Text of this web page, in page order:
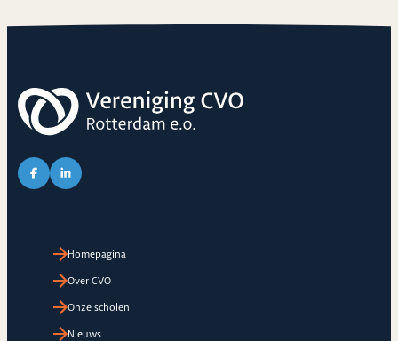
Link naar Facebook pagina van CVO
Link naar LinkedIn pagina van CVO
Homepagina
Over CVO
Onze scholen
Nieuws